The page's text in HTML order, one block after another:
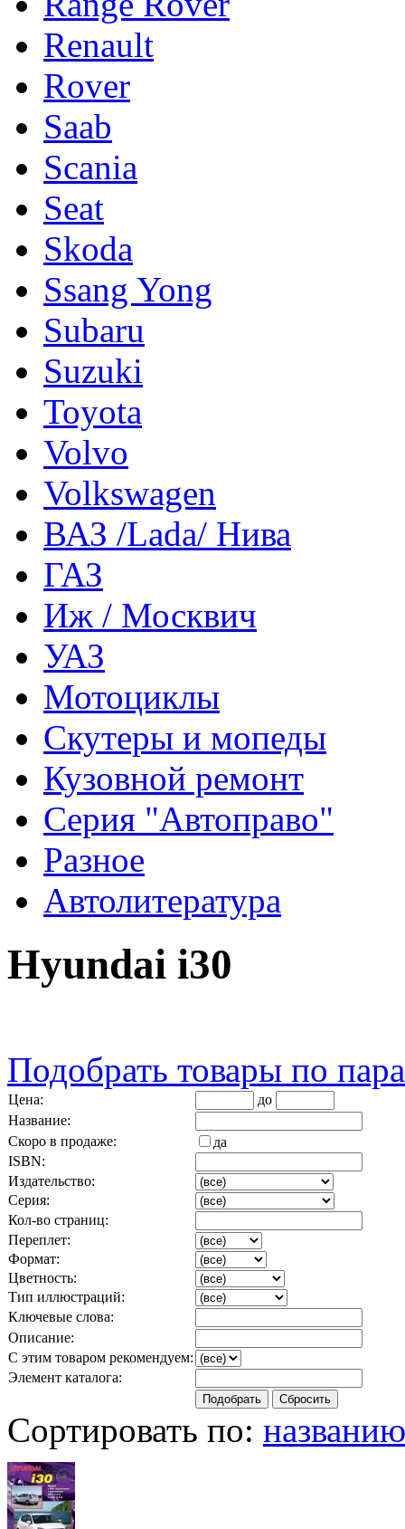
Renault
Rover
Saab
Scania
Seat
Skoda
Ssang Yong
Subaru
Suzuki
Toyota
Volvo
Volkswagen
ВАЗ /Lada/ Нива
ГАЗ
Иж / Москвич
УАЗ
Мотоциклы
Скутеры и мопеды
Кузовной ремонт
Серия "Автоправо"
Разное
Автолитература
Hyundai i30
Подобрать товары по
Цена:
до
Название:
Скоро в продаже:
да
ISBN:
Издательство:
Серия:
Кол-во страниц:
Переплет:
Формат:
Цветность:
Тип иллюстраций:
Ключевые слова:
Описание:
С этим товаром рекомендуем:
Элемент каталога:
Сортировать по: названию